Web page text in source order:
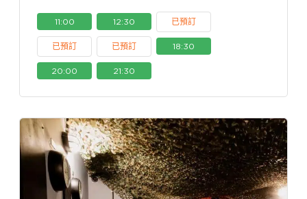
11:00 12:30 已預訂
已預訂 已預訂 18:30
20:00 21:30